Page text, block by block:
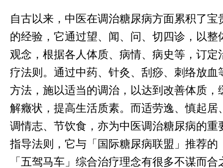
自古以来，中医在调治糖尿病方面累积了宝
的经验，它通过望、闻、问、切四诊，以整
观念，根据各人体质、病情、病史等，订定
疗法则。通过中药、针灸、刮痧、刺络放血
方法，施以适当的调治，以达到改善体质，
解癥状，提高生活质素。而适劳逸、慎起居
调情志、节饮食，亦为中医调治糖尿病的重
指导法则，它与「国际糖尿病联盟」推荐的
「五驾马车」综合治疗理念有很多不谋而合